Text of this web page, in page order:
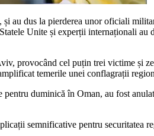
au dus la pierderea unor oficiali
Unite și experții internaționali
provocând cel puțin trei victime și
temerile unei conflagrații
duminică în Oman, au fost
semnificative pentru securitatea